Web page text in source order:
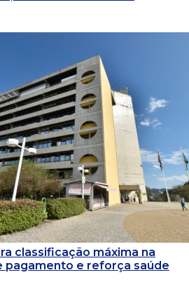
classificação máxima na
pagamento e reforça saúde